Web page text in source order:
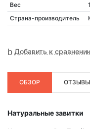
Вес
Страна-производитель
Добавить к
ОБЗОР ОТЗЫВЫ
Натуральные завитки